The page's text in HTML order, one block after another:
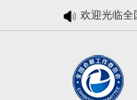
欢迎光临全